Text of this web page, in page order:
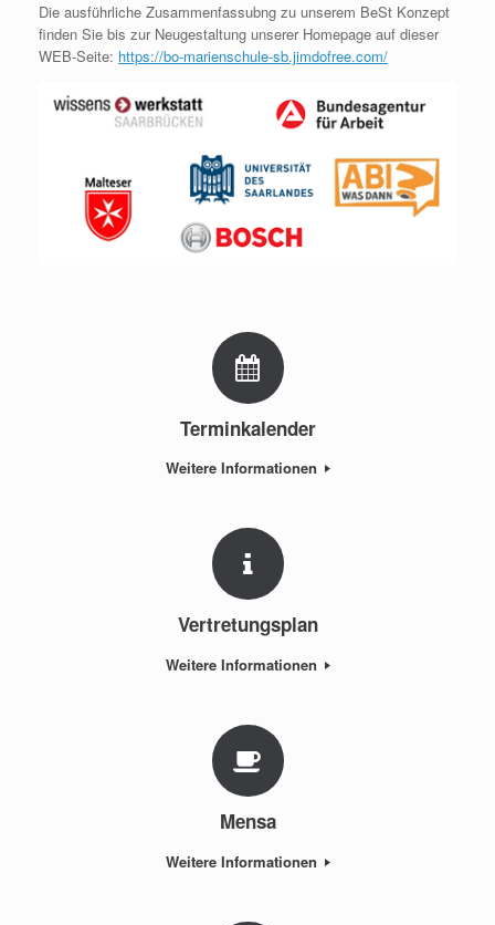
Die ausführliche Zusammenfassubng zu unserem BeSt Konzept
finden Sie bis zur Neugestaltung unserer Homepage auf dieser
WEB-Seite: https://bo-marienschule-sb.jimdofree.com/
Terminkalender
Weitere Informationen
Vertretungsplan
Weitere Informationen
Mensa
Weitere Informationen